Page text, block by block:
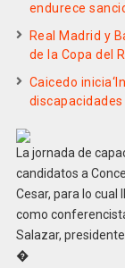
endurece
Real Madrid y
de la Copa del
Caicedo
La jornada de
candidatos a
Cesar, para lo cual
como
Salazar,
�